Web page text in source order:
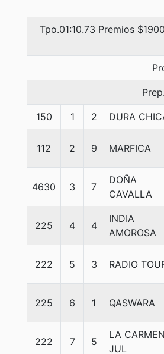
Tpo.01:10.73 Premios
150 1 2 DURA
112 2 9 MARFICA
4630 3 7
DOÑA
CAVALLA
225 4 4
INDIA
AMOROSA
222 5 3 RADIO
225 6 1 QASWARA
222 7 5
LA CARMEN
JUL